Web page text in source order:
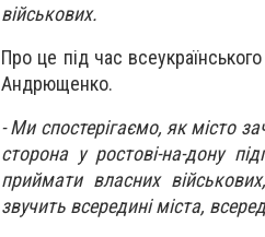
військових.
Про це під час
Андрющенко.
- Ми спостерігаємо, як місто
сторона у ростові-на-дону
приймати власних
звучить всередині міста,